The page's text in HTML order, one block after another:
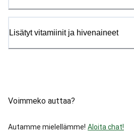
Lisätyt vitamiinit ja hivenaineet
Voimmeko auttaa?
Autamme mielellämme! Aloita chat!